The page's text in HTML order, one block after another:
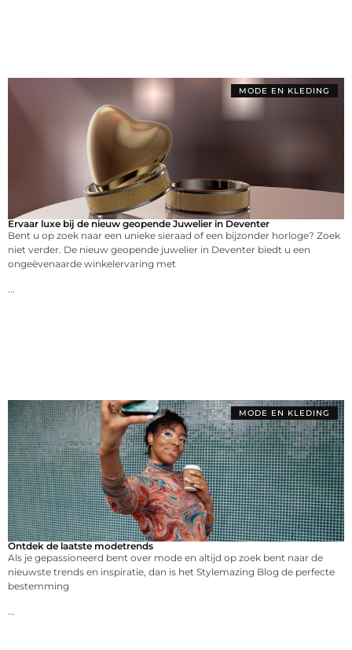
MODE EN KLEDING
Ervaar luxe bij de nieuw geopende Juwelier in Deventer
Bent u op zoek naar een unieke sieraad of een bijzonder horloge? Zoek
niet verder. De nieuw geopende juwelier in Deventer biedt u een
ongeëvenaarde winkelervaring met
...
MODE EN KLEDING
Ontdek de laatste modetrends
Als je gepassioneerd bent over mode en altijd op zoek bent naar de
nieuwste trends en inspiratie, dan is het Stylemazing Blog de perfecte
bestemming
...